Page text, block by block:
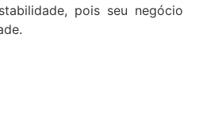
pois seu negócio